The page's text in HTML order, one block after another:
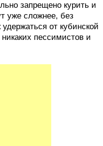
запрещено курить и
уже сложнее, без
от кубинской
пессимистов и